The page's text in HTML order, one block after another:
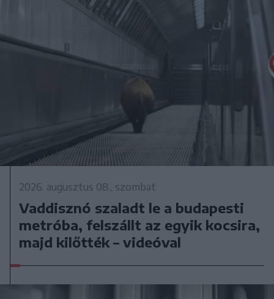
2026. augusztus 08., szombat
Vaddisznó szaladt le a budapesti
metróba, felszállt az egyik kocsira,
majd kilőtték – videóval